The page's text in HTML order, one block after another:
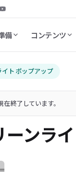
備 コンテンツ
イト ポップアップ
在終了しています。
ーンラ